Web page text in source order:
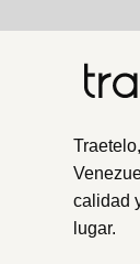
calidad
lugar.